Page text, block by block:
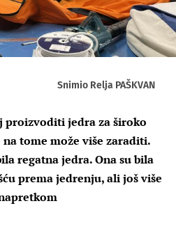
Snimio Relja PAŠKVAN
proizvoditi jedra za široko
tome može više zaraditi.
regatna jedra. Ona su bila
prema jedrenju, ali još više